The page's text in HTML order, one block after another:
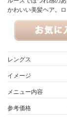
かわいい美髪ヘア。
レングス
イメージ
メニュー内容
参考価格